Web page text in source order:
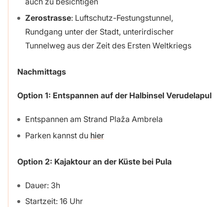
Zerostrasse: Luftschutz-Festungstunnel,
Rundgang unter der Stadt, unterirdischer
Tunnelweg aus der Zeit des Ersten Weltkriegs
Nachmittags
Option 1: Entspannen auf der Halbinsel Verudelapul
Entspannen am Strand Plaža Ambrela
Parken kannst du hier
Option 2: Kajaktour an der Küste bei Pula
Dauer: 3h
Startzeit: 16 Uhr